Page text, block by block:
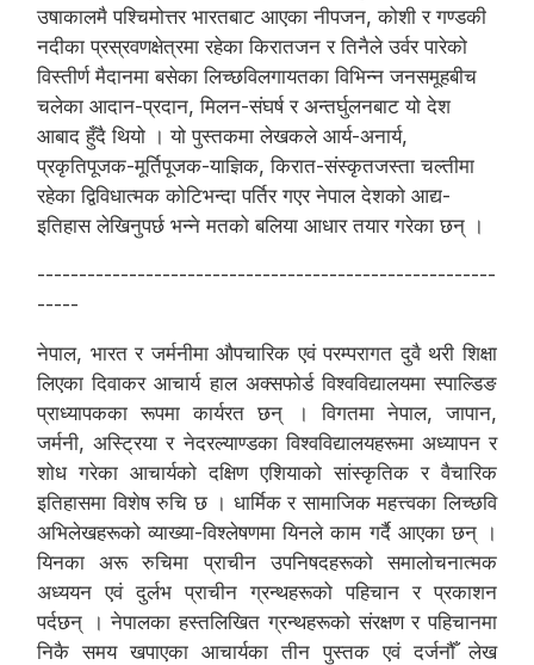
उषाकालमै पश्चिमोत्तर भारतबाट आएका नीपजन, कोशी र गण्डकी
नदीका प्रस्रवणक्षेत्रमा रहेका किरातजन र तिनैले उर्वर पारेको
विस्तीर्ण मैदानमा बसेका लिच्छविलगायतका विभिन्न जनसमूहबीच
चलेका आदान-प्रदान, मिलन-संघर्ष र अन्तर्घुलनबाट यो देश
आबाद हुँदै थियो । यो पुस्तकमा लेखकले आर्य-अनार्य,
प्रकृतिपूजक-मूर्तिपूजक-याज्ञिक, किरात-संस्कृतजस्ता चल्तीमा
रहेका द्विविधात्मक कोटिभन्दा पर्तिर गएर नेपाल देशको आद्य-
इतिहास लेखिनुपर्छ भन्ने मतको बलिया आधार तयार गरेका छन् ।
-------------------------------------------------------
-----
नेपाल, भारत र जर्मनीमा औपचारिक एवं परम्परागत दुवै थरी शिक्षा
लिएका दिवाकर आचार्य हाल अक्सफोर्ड विश्वविद्यालयमा स्पाल्डिङ
प्राध्यापकका रूपमा कार्यरत छन् । विगतमा नेपाल, जापान,
जर्मनी, अस्ट्रिया र नेदरल्याण्डका विश्वविद्यालयहरूमा अध्यापन र
शोध गरेका आचार्यको दक्षिण एशियाको सांस्कृतिक र वैचारिक
इतिहासमा विशेष रुचि छ । धार्मिक र सामाजिक महत्त्वका लिच्छवि
अभिलेखहरूको व्याख्या-विश्लेषणमा यिनले काम गर्दै आएका छन् ।
यिनका अरू रुचिमा प्राचीन उपनिषदहरूको समालोचनात्मक
अध्ययन एवं दुर्लभ प्राचीन ग्रन्थहरूको पहिचान र प्रकाशन
पर्दछन् । नेपालका हस्तलिखित ग्रन्थहरूको संरक्षण र पहिचानमा
निकै समय खपाएका आचार्यका तीन पुस्तक एवं दर्जनौँ लेख